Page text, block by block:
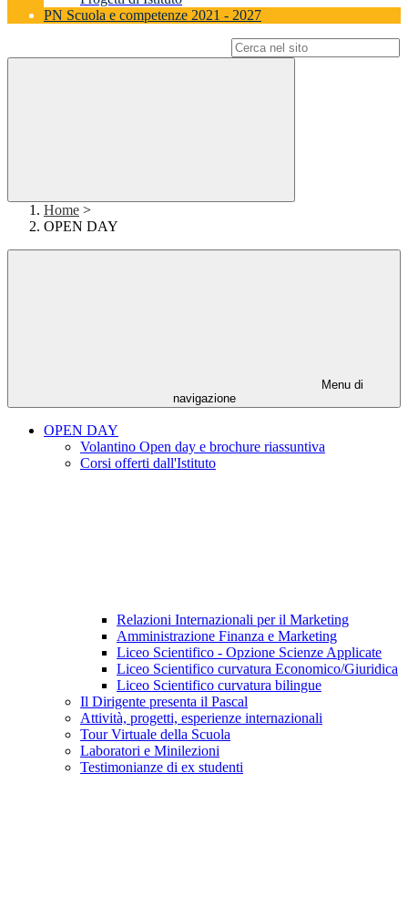
PN Scuola e competenze 2021 - 2027
Home >
OPEN DAY
Menu di
navigazione
OPEN DAY
Volantino Open day e brochure riassuntiva
Corsi offerti dall'Istituto
Relazioni Internazionali per il Marketing
Amministrazione Finanza e Marketing
Liceo Scientifico - Opzione Scienze Applicate
Liceo Scientifico curvatura Economico/Giuridica
Liceo Scientifico curvatura bilingue
Il Dirigente presenta il Pascal
Attività, progetti, esperienze internazionali
Tour Virtuale della Scuola
Laboratori e Minilezioni
Testimonianze di ex studenti